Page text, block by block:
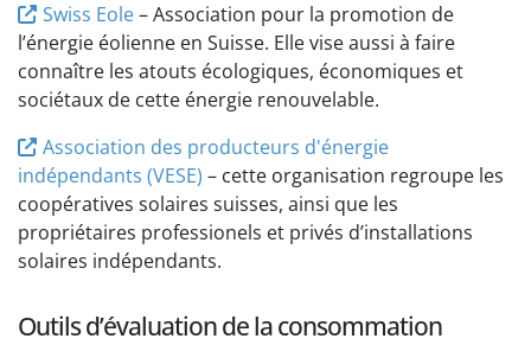
Swiss Eole– Association pour la promotion de
l’énergie éolienne en Suisse. Elle vise aussi à faire
connaître les atouts écologiques, économiques et
sociétaux de cette énergie renouvelable.
Association des producteurs d'énergie
indépendants (VESE) – cette organisation regroupe les
coopératives solaires suisses, ainsi que les
propriétaires professionels et privés d’installations
solaires indépendants.
Outils d’évaluation de la consommation